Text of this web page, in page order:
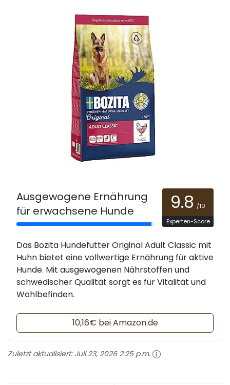
Ausgewogene Ernährung
für erwachsene Hunde
9.8 /10
Experten-Score
Das Bozita Hundefutter Original Adult Classic mit
Huhn bietet eine vollwertige Ernährung für aktive
Hunde. Mit ausgewogenen Nährstoffen und
schwedischer Qualität sorgt es für Vitalität und
Wohlbefinden.
10,16€ bei Amazon.de
Zuletzt aktualisiert: Juli 23, 2026 2:25 p.m.